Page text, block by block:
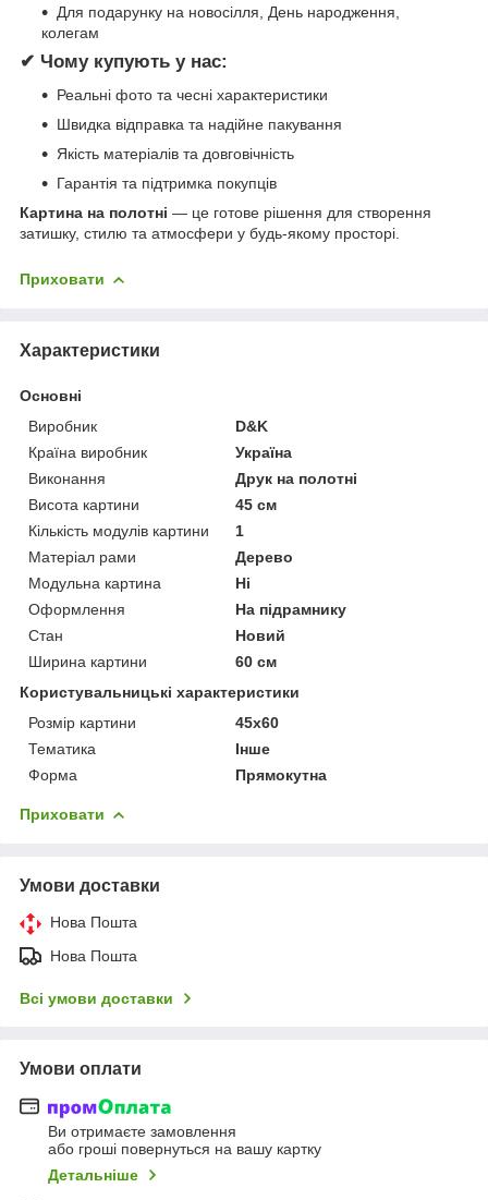
Для подарунку на новосілля, День народження,
колегам
✔ Чому купують у нас:
Реальні фото та чесні характеристики
Швидка відправка та надійне пакування
Якість матеріалів та довговічність
Гарантія та підтримка покупців
Картина на полотні — це готове рішення для створення
затишку, стилю та атмосфери у будь-якому просторі.
Приховати
Характеристики
Основні
Виробник
D&K
Країна виробник
Україна
Виконання
Друк на полотні
Висота картини
45 см
Кількість модулів картини
1
Матеріал рами
Дерево
Модульна картина
Ні
Оформлення
На підрамнику
Стан
Новий
Ширина картини
60 см
Користувальницькі характеристики
Розмір картини
45х60
Тематика
Інше
Форма
Прямокутна
Приховати
Умови доставки
Нова Пошта
Нова Пошта
Всі умови доставки
Умови оплати
Ви отримаєте замовлення
або гроші повернуться на вашу картку
Детальніше